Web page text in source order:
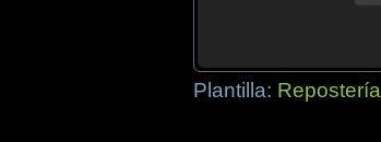
Plantilla: Repostería